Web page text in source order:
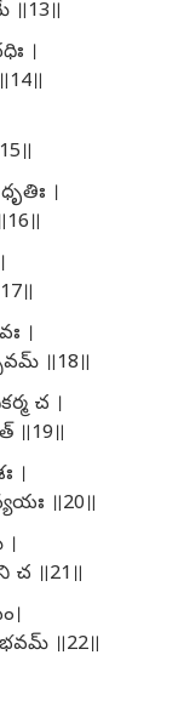
॥13॥
।
।
।
॥18॥
చ ।
॥19॥
।
॥20॥
చ ॥21॥
॥22॥